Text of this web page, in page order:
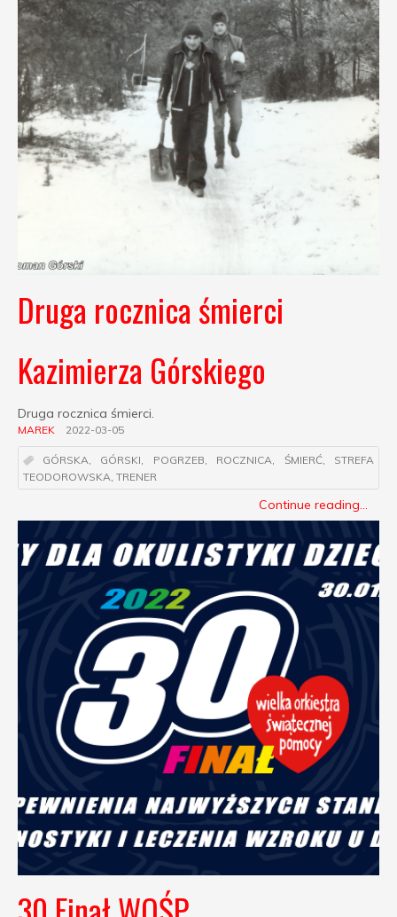
Druga rocznica śmierci
Kazimierza Górskiego
Druga rocznica śmierci.
MAREK 2022-03-05
GÓRSKA, GÓRSKI, POGRZEB, ROCZNICA, ŚMIERĆ, STREFA
TEODOROWSKA, TRENER
Continue reading...